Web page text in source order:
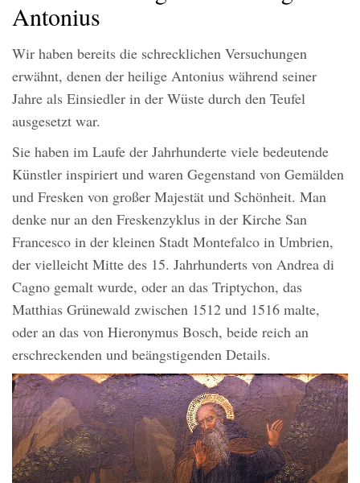
Antonius
Wir haben bereits die schrecklichen Versuchungen
erwähnt, denen der heilige Antonius während seiner
Jahre als Einsiedler in der Wüste durch den Teufel
ausgesetzt war.
Sie haben im Laufe der Jahrhunderte viele bedeutende
Künstler inspiriert und waren Gegenstand von Gemälden
und Fresken von großer Majestät und Schönheit. Man
denke nur an den Freskenzyklus in der Kirche San
Francesco in der kleinen Stadt Montefalco in Umbrien,
der vielleicht Mitte des 15. Jahrhunderts von Andrea di
Cagno gemalt wurde, oder an das Triptychon, das
Matthias Grünewald zwischen 1512 und 1516 malte,
oder an das von Hieronymus Bosch, beide reich an
erschreckenden und beängstigenden Details.